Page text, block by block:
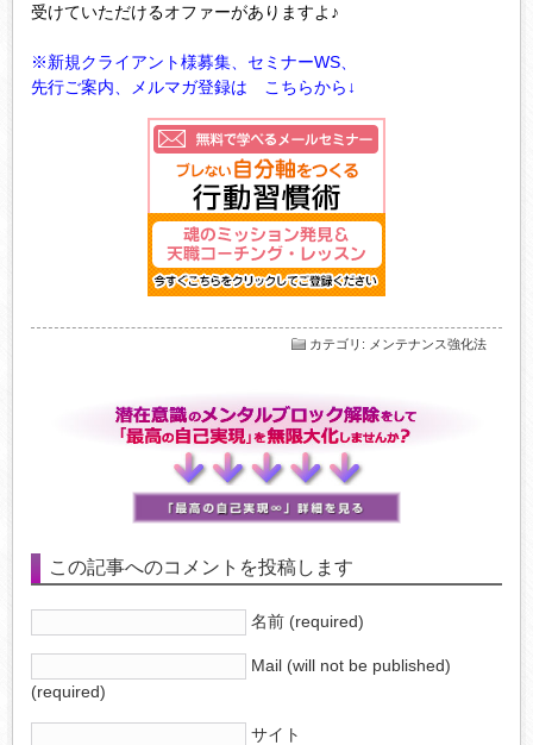
受けていただけるオファーがありますよ♪
※新規クライアント様募集、セミナーWS、
先行ご案内、メルマガ登録は こちらから↓
カテゴリ : メンテナンス強化法
この記事へのコメントを投稿します
名前 (required)
Mail (will not be published)
(required)
サイト